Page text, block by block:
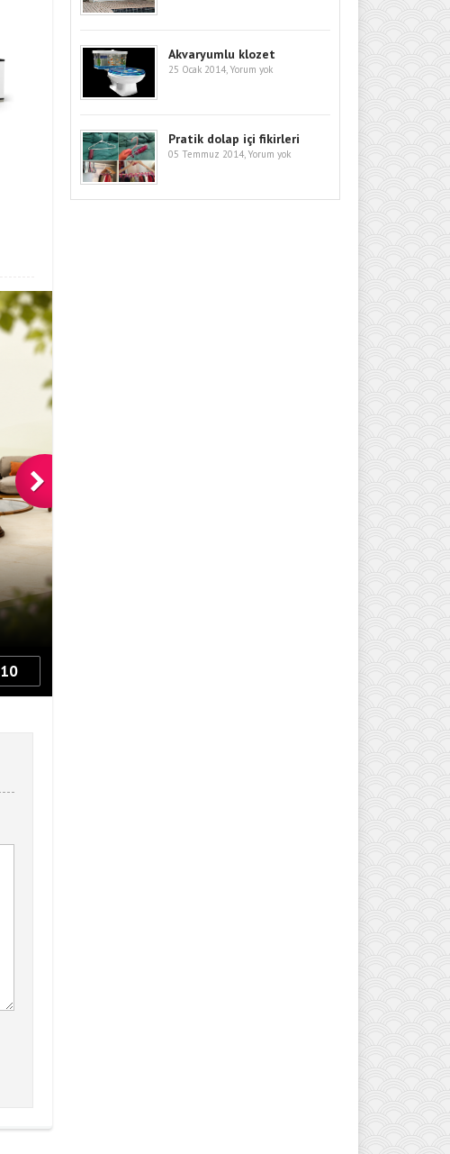
EVINIZIN ATMOSFERINI
MODELLERI VE DEKORASYON
10
Akvaryumlu klozet
25 Ocak 2014, Yorum yok
Pratik dolap içi fikirleri
05 Temmuz 2014, Yorum yok